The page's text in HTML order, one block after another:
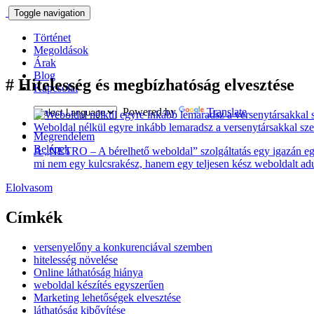
Toggle navigation
Történet
Megoldások
Árak
Blog
Kapcsolat
Powered by
Translate
Megrendelem
Belépek
# Hitelesség és megbízhatóság elvesztése
Weboldal nélkül egyre inkább lemaradsz a versenytársakkal
A „NETRO – A bérelhető weboldal” szolgáltatás egy igazán
mi nem egy kulcsrakész, hanem egy teljesen kész weboldalt
Elolvasom
Címkék
versenyelőny a konkurenciával szemben
hitelesség növelése
Online láthatóság hiánya
weboldal készítés egyszerűen
Marketing lehetőségek elvesztése
láthatóság kibővítése